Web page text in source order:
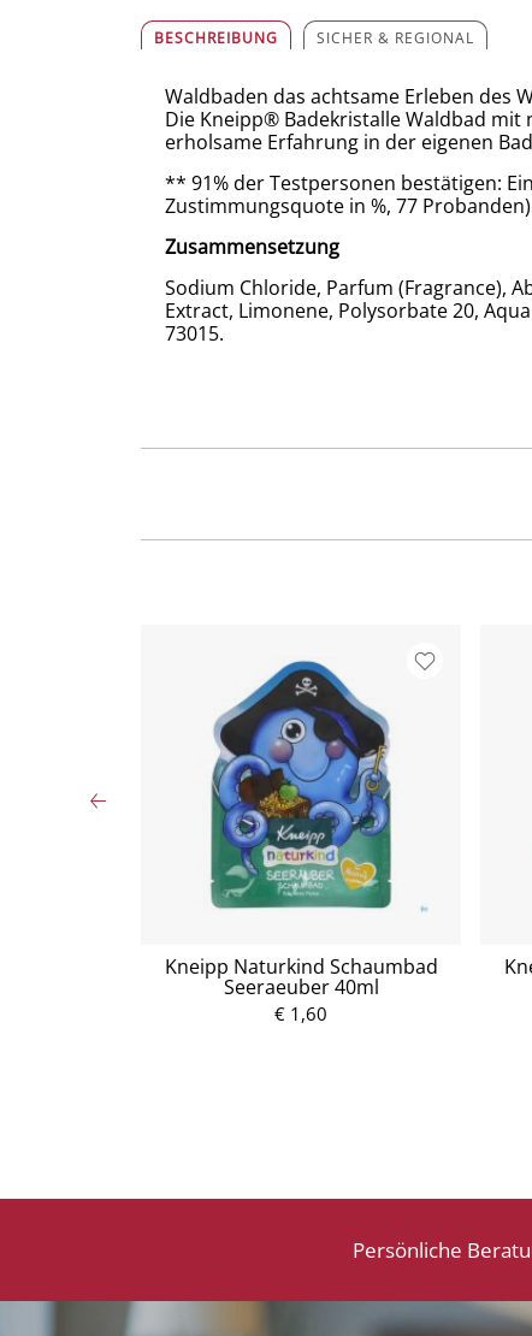
BESCHREIBUNG SICHER & REGIONAL
Waldbaden das achtsame Erleben des
Die Kneipp® Badekristalle Waldbad
erholsame Erfahrung in der eigenen
** 91% der Testpersonen bestätigen:
Zustimmungsquote in %, 77
Zusammensetzung
Sodium Chloride, Parfum (Fragrance),
Extract, Limonene, Polysorbate 20,
73015.
Kneipp Naturkind Schaumbad
Seeraeuber 40ml
€ 1,60
P
r
Persönliche